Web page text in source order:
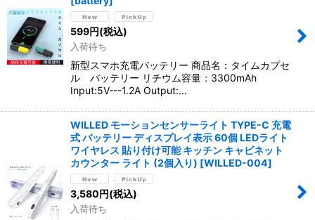
599円(税込)
入荷待ち
新型スマホ充電バッテリー 商品名：タイムカプセ
ル バッテリー リチウム容量：3300mAh
Input:5V---1.2A Output:…
WILLED モーションセンサーライト TYPE-C 充電
式 バッテリー ディスプレイ表示 60個 LEDライト
ワイヤレス 貼り付け可能 キッチン キャビネット
カウンター ライト (2個入り) [WILLED-004]
3,580円(税込)
入荷待ち